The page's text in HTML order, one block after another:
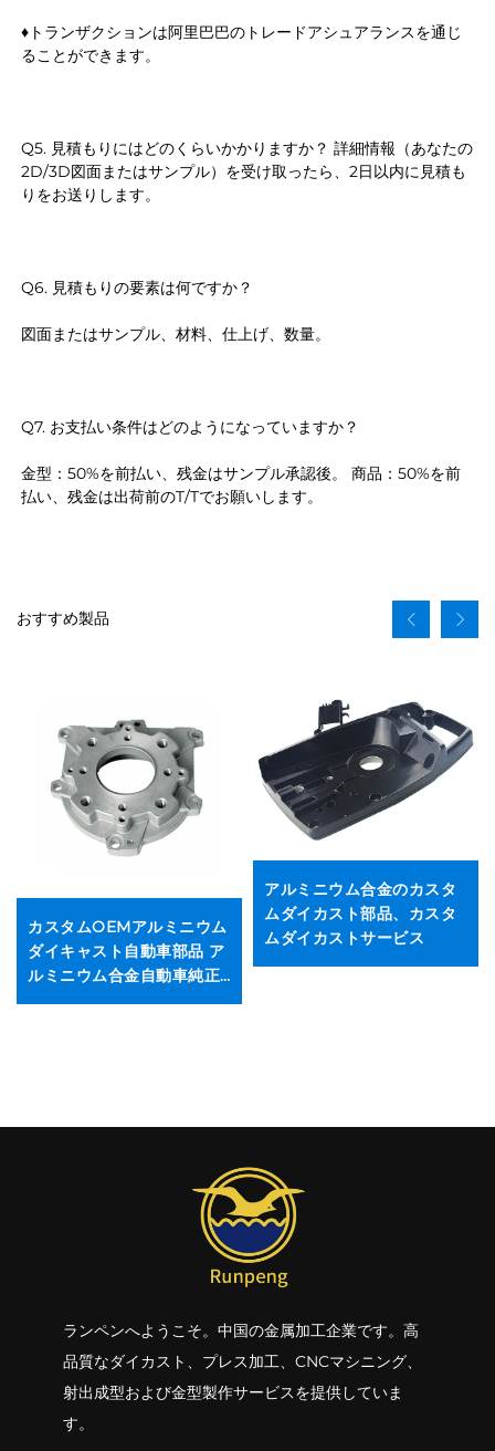
♦トランザクションは阿里巴巴のトレードアシュアランスを通じ
ることができます。
Q5. 見積もりにはどのくらいかかりますか？ 詳細情報（あなたの
2D/3D図面またはサンプル）を受け取ったら、2日以内に見積も
りをお送りします。
Q6. 見積もりの要素は何ですか？
図面またはサンプル、材料、仕上げ、数量。
Q7. お支払い条件はどのようになっていますか？
金型：50%を前払い、残金はサンプル承認後。 商品：50%を前
払い、残金は出荷前のT/Tでお願いします。
おすすめ製品
カスタムOEMアルミニウム
ダイキャスト自動車部品 ア
ルミニウム合金自動車純正
部品
アルミニウム合金のカスタ
ムダイカスト部品、カスタ
ムダイカストサービス
ランペンへようこそ。中国の金属加工企業です。高
品質なダイカスト、プレス加工、CNCマシニング、
射出成型および金型製作サービスを提供していま
す。